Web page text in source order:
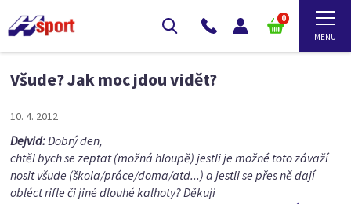
0
Všude? Jak moc jdou vidět?
10. 4. 2012
Dejvid:Dobrý den,
chtěl bych se zeptat (možná hloupě) jestli je možné toto závaží
nosit všude (škola/práce/doma/atd...) a jestli se přes ně dají
obléct rifle či jiné dlouhé kalhoty? Děkuji